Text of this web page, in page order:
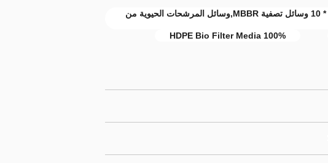
وسائط تصفية MBBR للطحن,25 * 10 وسائل تصفية MBBR,وسائل المرشحات الحيوية من
100% HDPE Bio Filter Media